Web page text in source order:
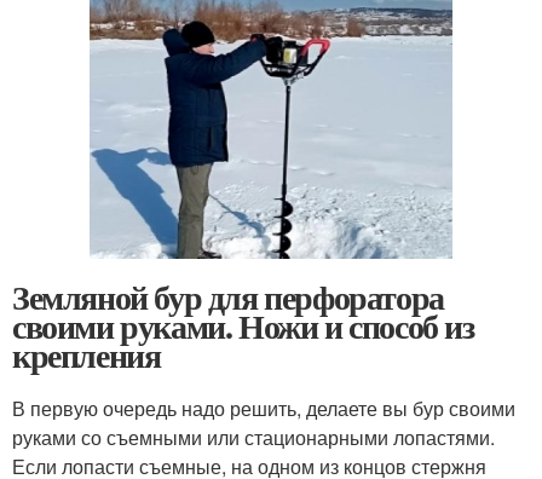
Земляной бур для перфоратора
своими руками. Ножи и способ из
крепления
В первую очередь надо решить, делаете вы бур своими
руками со съемными или стационарными лопастями.
Если лопасти съемные, на одном из концов стержня